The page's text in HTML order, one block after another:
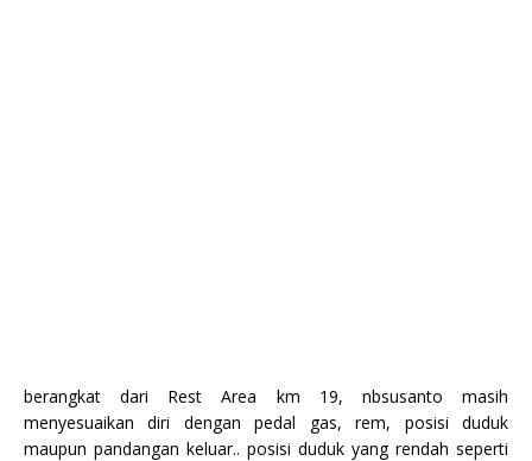
berangkat dari Rest Area km 19, nbsusanto masih
menyesuaikan diri dengan pedal gas, rem, posisi duduk
maupun pandangan keluar.. posisi duduk yang rendah seperti